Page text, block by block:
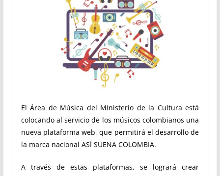
El Área de Música del MInisterio de la Cultura está
colocando al servicio de los músicos colombianos una
nueva plataforma web, que permitirá el desarrollo de
la marca nacional ASÍ SUENA COLOMBIA.
A través de estas plataformas, se logrará crear